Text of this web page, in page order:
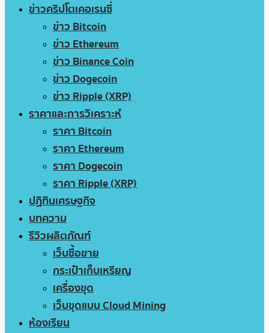
ข่าวคริปโตเคอเรนซี่
ข่าว Bitcoin
ข่าว Ethereum
ข่าว Binance Coin
ข่าว Dogecoin
ข่าว Ripple (XRP)
ราคาและการวิเคราะห์
ราคา Bitcoin
ราคา Ethereum
ราคา Dogecoin
ราคา Ripple (XRP)
ปฏิทินเศรษฐกิจ
บทความ
รีวิวผลิตภัณฑ์
เว็บซื้อขาย
กระเป๋าเก็บเหรียญ
เครื่องขุด
เว็บขุดแบบ Cloud Mining
ห้องเรียน